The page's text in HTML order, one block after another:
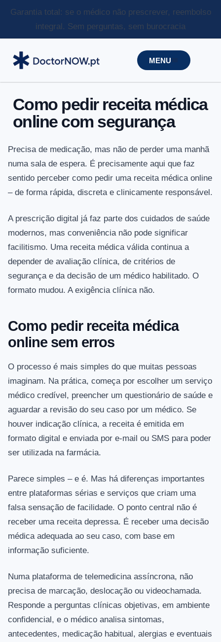
Garantia total: se o médico não prescrever, reembolso
integral. Sem perguntas, sem burocracia
MENU
Como pedir receita médica
online com segurança
Precisa de medicação, mas não de perder uma manhã
numa sala de espera. É precisamente aqui que faz
sentido perceber como pedir uma receita médica online
– de forma rápida, discreta e clinicamente responsável.
A prescrição digital já faz parte dos cuidados de saúde
modernos, mas conveniência não pode significar
facilitismo. Uma receita médica válida continua a
depender de avaliação clínica, de critérios de
segurança e da decisão de um médico habilitado. O
formato mudou. A exigência clínica não.
Como pedir receita médica
online sem erros
O processo é mais simples do que muitas pessoas
imaginam. Na prática, começa por escolher um serviço
médico credível, preencher um questionário de saúde e
aguardar a revisão do seu caso por um médico. Se
houver indicação clínica, a receita é emitida em
formato digital e enviada por e-mail ou SMS para poder
ser utilizada na farmácia.
Parece simples – e é. Mas há diferenças importantes
entre plataformas sérias e serviços que criam uma
falsa sensação de facilidade. O ponto central não é
receber uma receita depressa. É receber uma decisão
médica adequada ao seu caso, com base em
informação suficiente.
Numa plataforma de telemedicina assíncrona, não
precisa de marcação, deslocação ou videochamada.
Responde a perguntas clínicas objetivas, em ambiente
confidencial, e o médico analisa sintomas,
antecedentes, medicação habitual, alergias e eventuais